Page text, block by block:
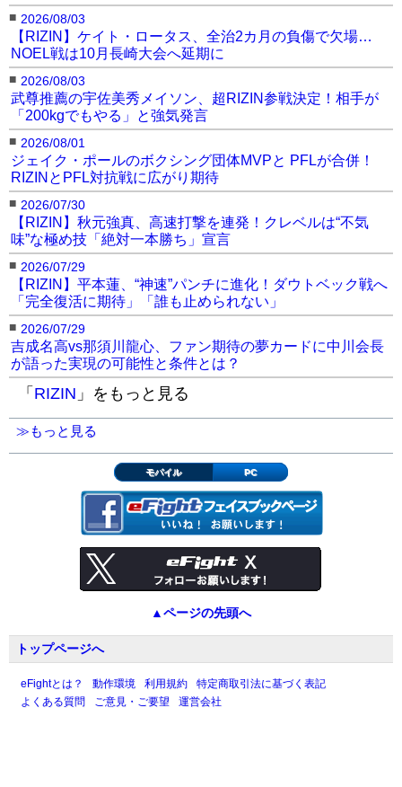
■ 2026/08/03
【RIZIN】ケイト・ロータス、全治2カ月の負傷で欠場…
NOEL戦は10月長崎大会へ延期に
■ 2026/08/03
武尊推薦の宇佐美秀メイソン、超RIZIN参戦決定！相手が
「200kgでもやる」と強気発言
■ 2026/08/01
ジェイク・ポールのボクシング団体MVPと PFLが合併！
RIZINとPFL対抗戦に広がり期待
■ 2026/07/30
【RIZIN】秋元強真、高速打撃を連発！クレベルは“不気
味”な極め技「絶対一本勝ち」宣言
■ 2026/07/29
【RIZIN】平本蓮、“神速”パンチに進化！ダウトベック戦へ
「完全復活に期待」「誰も止められない」
■ 2026/07/29
吉成名高vs那須川龍心、ファン期待の夢カードに中川会長
が語った実現の可能性と条件とは？
「 RIZIN 」をもっと見る
≫もっと見る
モバイル PC
▲ページの先頭へ
トップページへ
eFightとは？ 動作環境 利用規約
特定商取引法に基づく表記
よくある質問
ご意見・ご要望 運営会社